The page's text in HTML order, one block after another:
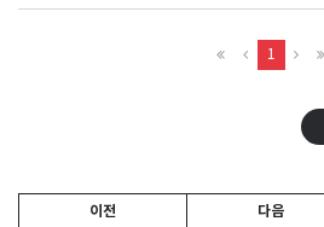
1
이전 다음